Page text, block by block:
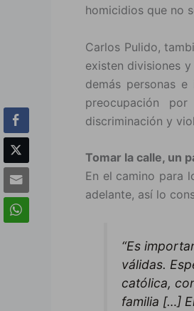
homicidios que no
Carlos Pulido,
existen divisiones
demás personas e
preocupación
discriminación y
Tomar la calle, un
En el camino para
adelante, así lo
“Es
válidas.
católica,
familia […]